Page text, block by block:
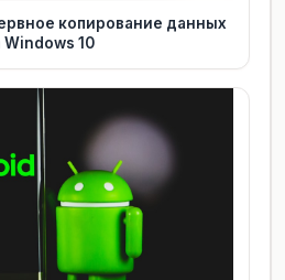
копирование данных
Windows 10